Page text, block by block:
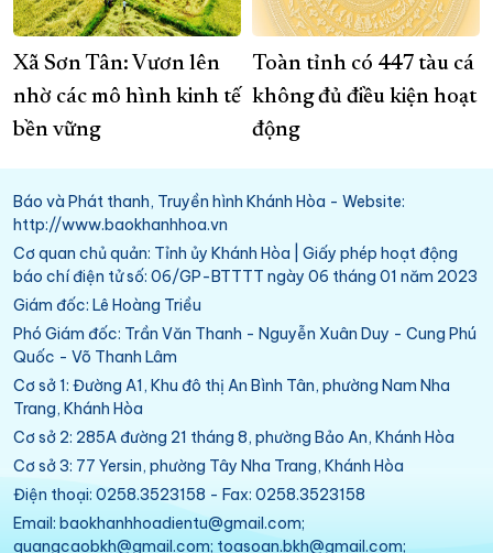
Xã Sơn Tân: Vươn lên
nhờ các mô hình kinh tế
bền vững
Toàn tỉnh có 447 tàu cá
không đủ điều kiện hoạt
động
Báo và Phát thanh, Truyền hình Khánh Hòa - Website:
http://www.baokhanhhoa.vn
Cơ quan chủ quản: Tỉnh ủy Khánh Hòa | Giấy phép hoạt động
báo chí điện tử số: 06/GP-BTTTT ngày 06 tháng 01 năm 2023
Giám đốc: Lê Hoàng Triều
Phó Giám đốc: Trần Văn Thanh - Nguyễn Xuân Duy - Cung Phú
Quốc - Võ Thanh Lâm
Cơ sở 1: Đường A1, Khu đô thị An Bình Tân, phường Nam Nha
Trang, Khánh Hòa
Cơ sở 2: 285A đường 21 tháng 8, phường Bảo An, Khánh Hòa
Cơ sở 3: 77 Yersin, phường Tây Nha Trang, Khánh Hòa
Điện thoại: 0258.3523158 - Fax: 0258.3523158
Email: baokhanhhoadientu@gmail.com;
quangcaobkh@gmail.com; toasoan.bkh@gmail.com;